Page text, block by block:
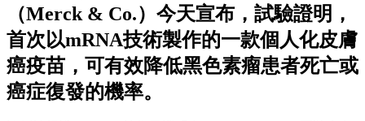
（Merck & Co.）今天宣布，試驗證明，
首次以mRNA技術製作的一款個人化皮膚
癌疫苗，可有效降低黑色素瘤患者死亡或
癌症復發的機率。